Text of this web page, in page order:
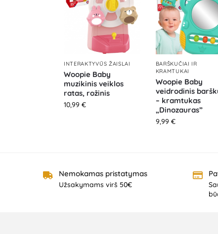
INTERAKTYVŪS ŽAISLAI
Woopie Baby
muzikinis veiklos
ratas, rožinis
10,99 €
BARŠKUČIAI IR
KRAMTUKAI
Woopie Baby
veidrodinis
– kramtukas
„Dinozauras”
9,99 €
Nemokamas pristatymas
Užsakymams virš 50€